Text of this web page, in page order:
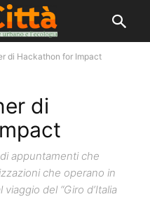
di Hackathon for Impact
di
appuntamenti che
che operano in
del “Giro d’Italia